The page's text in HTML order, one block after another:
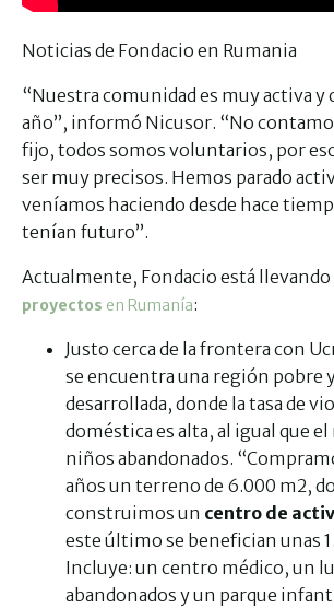
Noticias de Fondacio en Rumania
“Nuestra comunidad es muy activa y
año”, informó Nicusor. “No
fijo, todos somos voluntarios, por
ser muy precisos. Hemos parado
veníamos haciendo desde hace
tenían futuro”.
Actualmente, Fondacio está llevando
proyectos en Rumanía:
Justo cerca de la frontera con
se encuentra una región pobre
desarrollada, donde la tasa de
doméstica es alta, al igual que
niños abandonados.
años un terreno de 6.000 m2,
construimos un centro de
este último se benefician unas
Incluye: un centro médico, un
abandonados y un parque